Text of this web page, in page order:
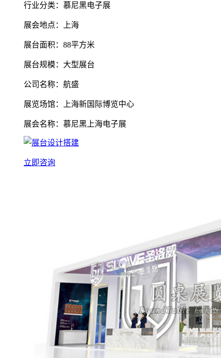
行业分类：慕尼黑电子展
展会地点：上海
展台面积：88平方米
展台规模：大型展台
公司名称：航盛
展览场馆：上海新国际博览中心
展会名称：慕尼黑上海电子展
立即咨询